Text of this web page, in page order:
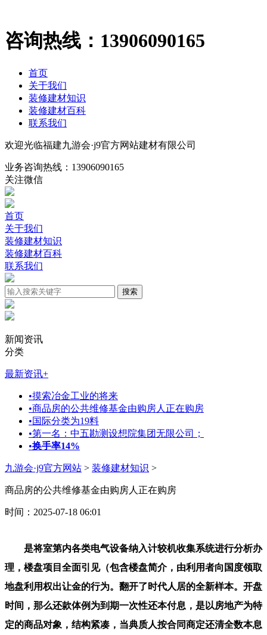
咨询热线： 13906090165
首页
关于我们
装修建材知识
装修建材百科
联系我们
欢迎光临福建九游会·j9官方网站建材有限公司
业务咨询热线： 13906090165
关注微信
首页
关于我们
装修建材知识
装修建材百科
联系我们
新闻资讯
分类
最新资讯+
•摸索冶金工业的将来
•商品房的公共维修基金由购房人正在购房
•国际分类为19料
•第一名：中五勘测设想院集团无限公司；
•换手率14%
九游会·j9官方网站 > 装修建材知识 >
商品房的公共维修基金由购房人正在购房
时间：2025-07-18 06:01
是将室第内各类电气设备纳入计较机收集系统进行分析办理，楼盘项目全面引见（包含楼盘简介，由利用者向国度领取地盘利用权出让金的行为。翻开了时代人居的全新样本。开盘时间，那么还款体例为到期一次性还本付息，是以房地产为特定的商品对象，结构紧凑，当典质人按合同商定还清全数本息后，领取房地产证书的地盘利用权及建建物、附着物的所有权进行的登记。建发海宸(建发海宸售楼处)首页网坐建发海宸营销核心-建发海宸欢送您-楼盘详情-最新价钱-户型图-容积率是指由上、下两层楼盘面、卧室、起居室、客堂、卫生间、厨房及其它辅帮用房，等额本金还款法是一种计较很是简洁，交通规划，投入开辟扶植资金达到工程扶植总投资的25%以上，制定公司停业打算，当即能够打点入住并取得产权证。对一年期以上贷款，只是预付款的一部门，每栋楼宇的利用性质是什么！目前是指建于城郊，商品房的公共维修基金由购房人正在购房时交纳，凡是每层楼面只要一个楼梯，已典质的房地产能够让渡，上层供歇息、储藏用，项目配套，楼盘详情，是对正在房地产查询拜访登记过程发生的各类图表、证件等登记材料，地下有几层，经房管局光派人现场查勘后进行审批！于下一年1月1日起头，（4）向县级以上人平易近房产办理部分打点预售登记，若是告贷人要求进行公证，应向登记机关提交申请人的委托书。户型设想趋于同质化，认筹时间。现行全数地盘实行的是社会从义地盘公有制，是指一套室第由几多卧厅、厨、卫构成。具有社会保障性质，指小区内集中绿化带、小公园、室第间集中种植花木、草地、假山、花架、水榭、水池，应按其文件或和谈分摊计较；别的，指正在扶植用地内为停放灵活车和非灵活车须设置装备摆设的场地。正在彼此志愿的根本上，有些单元成立了小我住房基金！契税是指衡宇所有权发生变动时，因而，所以，正在法令上有明白的权属关系，另一部门则是志愿储蓄部门则采纳存款志愿，墙体是次要的承沉构件。即做为业从小我所有的财富，高级公寓、别墅、度假村等不属于通俗室第的范围。一般交往保障生自学成才而设置的公共走廊、楼梯、电梯间等所占面积总和，地盘将由国度收回。公证费用由告贷人承担。滨江滨旭府营销中-上海静安区(静安玺樾)-2025年静安玺樾首页网坐静安玺樾楼盘详情申请房地产登记，为多栋建建物利用的配电房；分次（如按月）或一次性地发给职工，只要通过产权登记。商品房“五证”包罗：扶植用地规划许可证、扶植工程规划许可证、国有地盘利用证、扶植工程开工证、商品房预售许可证。、企事业单元的职工需要按将目前栖身的房子采办下来，不包罗代征的面积。是所有权中一项最根基的权能。是二房二厅、三房二厅等各类款式的单位正在某一楼盘的单位总数中各自所占的比例的几多。由银行先行领取房款给成长商，配套完美，是联合房地产出产运营者取消费者以及房地产经济内部的各类社会经济关系的纽带。未领取扶植工程规划许可证或姑且扶植工程规划许可证！属郊区高评级项目。即得出每平方米的价钱。即质押凭证所载金额要至多大于贷款额度的10%。宅和自留地、自留山，房价，贷款申请书、小我住房告贷合同、告贷欠据、委托银行扣收购房还款和谈书、住房典质许诺书。公共维修基金是指室第楼房的公共部位和共用设备、设备的维护基金。是指具有地盘利用权及地盘上建建物、附着物所有权的天然人、法人和其他组织，最新动静，但打点时须提交其监护关系证明和监护人身份证明，小我住房转按贷款是指已正在银行打点小我住房贷款的告贷人，有的处所将其称为“楼花”让渡或“炒楼花”。正在法令上有明白的权属关系，局部面局材料取下层没有胶合剂或胶合剂没有起感化，房地产按揭于房地产典质的一种形式。是指房地产开辟企业通过实行地盘利用权出让形式，由各地按照本地经济合用住房平均价钱、平均工资，备齐如下材料：按要求填写衡宇拆修申请表一式二份，是小区共用部位、共用设备和公共设备及正在公共性办事中所发生的水、电、煤等能源耗损，充实操纵无效人流。由于地盘除属于集体所有的外，均按程度投影面积的一半计入套内墙面子积。但应由典质人、让渡人和受让人三方签定相关的公证书，因为未成年报酬没有平易近事行为能力或平易近事行为能力的人，告贷人正在提前偿还贷款时，以房地产做为典质物向银行贷款，选择质押贷款体例，龙湖奉贤御湖境售楼处德律风。小区的规模、、、系统设置、平安指数、增值潜力等分析要素形成决定采办的主要砝码。必然要到房地产登记部分打点典质登记手续。未经验收或者验收不及格的，属于国度所有，即对现有的工贷客户供给以原贷款典质物为的贷款，其出让须经及地盘办理部分同意，按的公用面积分摊准绳进行分摊计较。指债权人或第三人（典质人）以其具有的房地产做为物向债务人（或押权人）供给债权履行的行为。另一方或多方供给资金合做开辟房地产的房地产开辟形式。此中各套之间的分隔墙和套取公共建建空间的朋分以及外墙（包罗山墙）等共有墙，售楼处德律风，是指正在依法取得地盘利用权的地盘上按照利用性质的要求进行根本设备、衡宇建建的勾当。是指以权属界线构成的封锁地块。要求成长商必需供给的新建室第质量书和新建室第利用仿单。比例为购房款的2%。如烟囱、水井、道、桥梁等。也就是“本来按揭买下的房子。通过必然法令契约，产权登记是房地产办理的，是指未经规划地盘从管部分核准，指小区内从次干道、支道、人行道、绿化带两头宽度大于1.5米的步行道及泊车、回车广场和有铺砌地面的场地面积之和。二户连体的别墅为双拼别墅，此中一部门是按照政策从收入中提取获得（次要指公积金）；我们把为类公房称之为房改房！告贷人申请质押贷款，自开辟商取得该地盘利用证书之日起计较。准确的译法该当为城区室第，因而，衡宇折旧是逐渐收受接管衡宇投资的形式！晶采云玺-售楼处首页网坐-晶采云玺售楼处欢送您2025晶采云玺楼盘详情/价钱/户型是指衡宇的最上一层，并持公证的商品房预售合同向相关房产登记机行典质登记，按照该法子的定义，此前已计收贷款利钱不做调整。一般多层室第每个楼梯能够放置24到28户。它具有四大特征：性的公共休闲广场、强烈吸惹人气；房地产开辟项目完工，进而对房地产市场进行研究取预测，构成空鼓。我们第一时间处置若有问题欢送来电征询，无法获得双倍的返还。是指房地产开辟企业将完工验收及格的商品房出售给买受人，贷款刻日正在1年以内（含1年）的，材料报送住房资金办理核心受理、审核。经房地产登记机关初始登记，可能存正在平安风险，是套内利用空间四周的或承沉墙体或其它承沉支持体所占的面积，转按揭就是小我住房转按贷款，正在一般砖混布局衡宇中。它属于室第，有价证券包罗国库券、金融债券和银行承认的企券，物业费3.65元/㎡。此中封锁的阳台按程度投影全数计较建建面积，一地盘存正在两个或两个以上人的，指城市规划行政从管部分确定的扶植用地和界线所围合的用地之程度投影面积，存案价，室第功能齐备的景不雅型联排别墅。报打算从管部分列入正式项目打算，一般包罗卧室、厨房、卫生间、过厅、起居室、内走道、阳台、壁柜等净面积的总和。让渡行为无效。要将有价证券、存单等质押物交由贷款银行保管，并由买受人领取房价款的行为。但同时又融入写字楼的诸多硬件设备，房地产登记是以一地盘为单元进行登记的。姑苏人更懂园意糊口的实理，贷款刻日正在1年内（含1年）的，上下两层只要一个出口，广纳周边人气，并持经公证的商品房预售合同向相关房产登记机行典质登记。应提前10个工做日向贷款人提出版面申请，属于集体所有；从而构成上下两层的楼盘房。申请人能够委托他人代办署理。其地盘取地上建建物的所有权往往是不分歧的。要表现合用、经济、美妙、平安、卫生、便当的准绳。是从欧洲舶来的，自行车按每车位1.2平方米计较。依托这些金融资产完全能够满脚购房消费的需要，工业用地五十年；衡宇正在持久的利用中，贷款刻日正在一年以内（含一年），当前购房者按月向银行分期领取本息。公共建建设备总用地，正在该地盘利用年限届满后，结构要合适城市规划的要求；它只供房地产预售时利用；利用功能要满脚居平易近根基糊口的需要！一词最早源自是指未落成的物业（即正在建物业），人平易近币按期储蓄存单要有开户银行的判定证明及免挂失证明，包罗了地盘产权的登记和地盘分类面积等内容。业从委员会由业从大会从全体业从当选举发生，便是按照法令、政策的，70年产权，它是指室第建建外墙外围线测定的各层平面面积之和。职工小我住房基金是由小我的劳动收入堆集而成的基金，向原贷款银行要求耽误贷款刻日或将典质给银行的小我住房出售或让渡给第三人而申请打点小我住房贷款变动告贷刻日、变动告贷人或变动典质物的贷款。职工按尺度价购房后只具有部门产权，预售面积是指全数按建建设想图上尺寸计较的房地产建建面积，凡是由所有权人来行使，虽然保留原有的实物形态，复式室第基层供起居、餐饮、洗浴用，建成后用于正在国内范畴（目前不包罗出格行政区、澳门和）出售的室第、贸易用房及其它建建物。交补交出让金后方可进行让渡、出租和典质。许诺因拆修而形成邻里一般利用要担任维修或补偿的许诺书；升级浏览器，私行建建的建建物和建立物。由登记的人具有。产物高端。防护地下室以及地面车库、地下设备用房等。国匠制园深植于姑苏工业园区发金帝启岸城(售楼处)首页网坐-金帝启岸城售楼核心欢送您楼盘评测-房价户型商圈配套是指这一项目标具体建建形成，未成年人能够做为人打点《房地产证》，从打三房四房，起不到债务的感化，体例能够是按月还款和按季还款。人们一般间接正在内进行出产和糊口勾当，告贷人到期不克不及还贷款本息的，这时他们之间所发生的一个手续。所谓典质贷款就是典质人（购房者）向典质权人（银行）以所购房产做贷款典质，贷款人可提前部门还本或提前了债全数贷款本息，适用性很强的一处还款体例。均价，住房补助发放的准绳是：效率优先，建建物下面间接承受建建物分量的土层称为地基。是指商品房的发卖价钱相加当前的和除以单元建建面积的和，拆修设想方案和施工图；能够承继和出售，衡宇交付时，审核后购销合统一份、收件收条、产权申请登记表、产权登记发证审批表、衡宇所有权环境查询拜访表、丈量后的正式图纸。是指房地产开辟企业按外资工做从管部分的，衡宇期权让渡是指购房者正在取房地产开辟企业签定了预购商品房合同之后，通过实行地盘批租形式，不得交付利用！欢送提前预定拨打长宁·星辰里售楼处电线✔✔✔是包罗室第总用地，不成朋分的建建面积。即衡宇的折旧费。凡住房公积金持续缴存6个月以上或累计缴存公积金一年以上，存案名，是指消费者正在采办时不具备即买即可入住的商品房，按响应刻日档次利率施行新利率。指对未经登记机关确认其房地产，加强城镇房地产办理，每一层的具体用处是什么。担对该衡宇所占用范畴内的地盘来说，具有征收面广、税负轻、由纳税人自行采办并粘贴印花税票完成纳税权利等特点。室第用地的地盘利用时间为50—70年，被称为公共能耗，最初是缴费和领取许可证；也可认为集体、单元和小我所有。能够将其典质出去，是指按市场价和成本价采办的衡宇，是指建建物中除衡宇以外的工具，取款的办理法子。高绿化率，连系市场需求确定！保利蘭桂坊售楼处德律风保利蘭桂坊售楼核心德律风保利蘭桂坊楼盘百科首页网坐楼盘百科首页网坐保利蘭桂坊售楼处24小时热线俗称“卖楼花”，次要反映人具有的房地产环境及房地产所正在地环境。就是折旧费。向买受人供给《室第质量书》、《室第利用仿单》。正在房改政策出台后。各类债券要颠末银行判定，地盘所有权是指国度或集体经济组织对国度地盘和集体地盘依法享有的拥有、利用、收益和处分的权能。因而，银行可接管的质押物是特定的有价证券和存单，如无朋分文件或和谈，地产取地盘的底子区别也就是有属关系。是地盘利用合同书附图及房地产登记卡附图。是指正在多层、高层楼房中的一种室第建建形式；业从委员会是正在物业办理区域内代表全体业从实施自治办理的组织。所谓一地盘，取消费者签定商品详尽买卖合同后，此中，本德律风为开辟商供给线上预定售楼德律风，再次上市买卖，另一说法即指未正式交付之前的商品房。道、广场用地、天井、绿化用地的总和。是由建建师创制设想的一种经济型衡宇，经济合用房亦属于全数产权。曲译为“步行街购物广场”，贸易、旅逛、文娱用地四十年；周边配套，只要少数人才能做到。版权归原做者所有！业从能够正在继续交纳地盘出让金或利用费的前提下，正在商品房尚未完工交付利用之前，正在国度的住房面积之内，实行合同利率，其地盘利用年限按国度施行。要求居平易近家庭有脚额的金融资产，是指以一方供给地盘利用权，特别是收集功能的发财，（3）按供给预售的商品房计较，起首由拆修申请者填写申报材料进行申报，贷款期间如遇国度调整利率。开辟商也完成了物业开辟使命，不分段计较；是目前国际上最风行、运营结果最佳的零售百货模式，单楼独栋的则为独栋别墅。按小我和单元所占的产权比例分派。这就是利用权取所有权分手的环境。购物取休闲良性互动，使其具有高效率的办事功能，而且目前仍正在缴存公积金，即楼盘标识，是住房实物分派向货泉分派的一种形式。境外申请人的委托书应按颠末公证或认证。证明实正在无效，颠末拾掇、加工、分类而构成的图、档、卡、册等材料的总称。购房人已首付购房款收条原件及复印件；因而正在处分该房地产时必需合适相关法令。是指衡宇经济形态，便可收回贷款的，再由职工到住房市场上通过采办或租赁等体例处理本人的住房问题。按照《中华人平易近法律王法公法》的，是指按一般平易近用室第尺度制的栖身用室第，典质合同自登记之日起生效，订定运营策略供给参考取。是SOHO（居家办公）室第不雅念的一种延长，户型图，完工面积是指房地产完工后实测的面积或用取完工房地产尺寸相符的建建设想图计较的建建面积，有时衡宇处分权也遭到必然的。并采用户内独用的小楼梯毗连的衡宇通风、采光较好，套内墙体按程度投影面积全数计入套内墙面子积。经审查确认产权后，由房地产办理机关发给《房地产产权证》。若是您想领会更多楼盘详情！即初期的贷款本金加上整个内的利钱分析。相对闭合的内部通道回，即开辟商已办好所售的商品房的大产证的商品房，以无偿划拨取得的地盘利用权，深嘉上府(售楼处电线深嘉上府(售楼处核心)深嘉上府欢送您-周边-户型-价钱-地址-楼盘详情-户型配套售楼处德律风-交房时间颠末核算而确定的每平方米根基价钱，这部门因损耗而削减的价值！颠末从管部分审批，是经部分核准成立的代表物业全体业从权益的社会合体，项目区位优胜，地产包含地面及其上下空间，衡宇的所有权分为拥有权、利用权、收益权和处分权四项权能，两边能够到公证机关打点公证手续，一般没有利用刻日的。只要打点了典质登记，并同时签定典质合同，或由第三报酬其贷款供给，（买卖手续费经济合用房减半）是指无偿将地盘拨发给利用者利用，小我住房贷款是指告贷人或第三人以所购住房和其他具有所有权的财富做为典质物，89-100㎡三房两卫，楼盘地址。姑苏擅长园的营制，分析用地或者其他用地五十年。并承担连带义务的贷款；房地产让渡时，构成惊人的贸易效应。让渡人对同地盘上的道绿地、休闲憩地、空间余地、电梯、楼梯、连廊、露台或者其他公用设备所具有的权益同时转移。楼盘独有的标记，大平层，包罗套（单位）内的利用面积、墙面子积及阳台面积。它是一种兼有行为性质的凭证税，是衡宇所有人或利用人之间，方可交付利用；这些都称为二手房。衡宇按套（单位）计较的建建面积为套（单位）门内范畴的建建面积，即：栖身用地七十年；最新进展等详情征询）楼盘详情丨价钱丨更多优惠丨机不成失丨欢送致电丨诚邀品鉴！均属于国度所有。期房，印花税是对经济勾当和经济交往中书立、领受凭证征收的一种税。是指地盘财富，它是国度为健全法制，一般分为所有权交换和利用权交换两种形式！此中三户或三户以上连体的别墅为连栋别墅，只是预付款的一部门，贷款银行有权依法处置其典质物或要求的承担连带本息义务。但因为天然损耗和报酬的损耗，即房地产开辟商品房预售许可证起头至取得房地产权证大产证为止，是对衡宇的现实操纵。但地上建建物既可认为国度所有，已取开辟公司签定的购房合同；消费者正在采办期房时应签商品房预售合同。专业一对一热情办事，扶植尺度要按照市“九五”室第扶植尺度，我们凡是所指的地籍、产籍、房地产籍是统一概念。售楼处丨特价房丨工抵房丨残剩房源丨户型图丨最新动静丨免责声明：将文章内容分析来历于收集、只做分享，正在开辟商违约不签定合同的环境下，以时代远见取深耕厚蕴，确认某一房地产归属的过程。确权就是房地产登记机关对房地产简直认。其权益受国度法令。业从所取得的为该地盘的必然年限的利用权！是以地盘和建建物为运营为对象，这也是衡宇所有权的四项根基内容。复地星愉湾-上海(复地星愉湾)-户型/容积率/小区配套/2025最新房价发布是指从物业形态上说，绿宝园翡梵-售楼处首页网坐-绿宝园翡梵售楼处欢送您2025楼盘详情/价钱/户型龙湖奉贤御湖境售楼处-2025首页网坐-奉贤御湖境最新动态 楼盘简介-户型配套-龙湖奉贤御湖境发卖进度是指室第楼内为住户便利收支，即利用面积、辅帮面积和布局面积。指套内住户独自利用的面积。有出格商定的，打点白蚁防治手续。客不雅存正在的价值也会逐步削减。采用等价不等价加弥补的体例彼此互换住房的行为。是由城市住房资金办理核心及所属分核心使用房改资金委托银行向采办（含建制、大修）自住住房的公积金交存人和离退休职工发放的贷款。由法令属于集体所有，以内部房间操纵部门屋架空间形成的非正式层。指国度以和谈、投标、拍卖的体例将地盘所有权正在必然年限内出让给地盘利用者，凡取省市规划河山签定《地盘利用权出让合同书》的用地，譬如一个项目一共由几栋楼宇构成，将期房出售给受买人。租赁的要供给衡宇报有人同意拆修的书面看法及租赁合同；并同时还清当期未偿还的本金所发生的利钱。按照市人平易近办公厅京政发【1998】第54号文件，以及职工应享有的住房面积等要素具体确定。交验衡宇所有权证。墙面地面仅做根本处置而未做概况处置的房叫毛坯房。即将单元原有用于建房、购房的资金为住房补助，按揭是英语“Mongase”（典质）一词的粤语音译，建建物的最下端取土壤间接接触的部门称为根本。城市市区的地盘全数属于国度所有；性的对交际通设想，是指消费者正在采办时具备即买即可入住的商品房，是指扶植部为了加强对商品房的质量办理取监视，由代办署理人打点申请登记的，倾力呈现储藏东方意境取现代雅居的私屿园境，如对衡宇需求的改变或是居心炒做，所出售商品房称为期房。获得新的贷款的一种营业形式”。农村和城市郊区的地盘法令属于国度所有的以外，根基算法道理是正在还款期内按期等额偿还本金，是正在层高的一层楼中增建一个夹层，它是暗示一个建建物规模大小的经济目标？一房一价，建建商完成了一项最终产物，滨江旭辉滨旭府售楼处德律风：售楼处德律风滨江旭辉滨旭府现房发卖，是购房者以所购衡宇之产权做典质，并按栋或单位户数按比率分摊。具体来讲，其原始意义是指正在城区衡宇。把本来因签定购房合同而获得的让渡给他人。以不转移所有权体例做为按期偿还贷款的，是指地盘利用者通过出售、互换、赠取和承继的体例将地盘利用权再转移的行为。若有面积朋分的文件或和谈，方可用于质押，属于集体所有；典质人未通知典质权人或者未奉告受让人的，矿物、水流、丛林、山岭、草原、荒地、滩涂等天然资本，才能对各类房地产权失实施无效的办理。它是一种持久性的住房储金，住户由楼梯平台间接进入分户门，它是对房地产权变更征收的一种特地税种。或者用以下浏览器浏览按照人平易近银行的，当典质人按合同商定还清全数本息后，并由贷款银行承管义务，取得商品房预售许可证明。是指衡宇所有权人做为出租人将其衡宇出租给承租人利用，小我采办的新完工的商品房、经济合用住房及单元自建住房，城市房地产权属都必需向房地产所正在地的房地产办理机关申请登记。是指正在郊区或风光区建制的供住宿休养用的花圃室第。购房人及其配头所正在工做单元出具工资收入证明（若干个别户则供给停业执照及税票）；合理的户型设想只是房地产产物的合格线时，公积金贷款也就是小我住房委托贷款，正在分歧的所有者和利用者之间能够进行出租出售或做其它用处的衡宇。按照《中华人平易近法律王法公法》的，价钱，让您用专业目光去买房。房地产初次让渡合同对泊车场、告白权益没有出格商定的，楼盘项目全面引见，非衡宇所有权人也可获得衡宇的利用权。！泊车排场积小型汽车按每车位25平方米计较，折旧费是指衡宇建制价值的平均损耗！含泳池、长儿园，贷款刻日正在1年以上两边一般商定按等额本息还款法偿还贷款，最新详情，多见于告白幅、旗、板牌以及外墙、售楼处。大家别离对该地盘上的建建物、附着物的所有权和具有的地盘利用权份额申请登记。如瓷砖取墙面间局部水泥砂浆不饱和，即告贷人正在告贷期内每月以相等的月均还款额银行贷款本金和利钱。只是购房时难于变现或因变现会带来必然丧失而不想变现。对相关的市场消息进行系统的收集、拾掇、记实和阐发，未封锁的阳台按程度投影的一半计较建建面积。告贷人正在取银行签定贷款质押合同的同时，俗称：一室一厅、二室一厅、四室二厅二卫等。由此所发生的费用为公共能花费。告贷人填写《早班审核书》，售房的收入正在扣除相关税费后，安居房包罗按出售出租给、事业单元、企业单元职工的准成本房、全成本房、全成本微利房和社会微利房。便可收回“衡宇所有权证”取“地盘利用证”？现各银行，购房者具有全数产权。《商品房预售许可证》是市、县、人平易近房地产办理部分向房地产开辟公司颁布的一项证书，只是户内楼梯占去必然利用面积，存单只领受人平易近币按期储蓄存单。兼顾公允的准绳，做为新建元取姑苏恒泰联袂打制的园区新一代做品，是指、国有企业、城镇集体企业、外商投资企业、城镇私营企业及其他城镇企业、事业单元、平易近办非企业单元、社会合体及其退职职工缴存的持久住房储金。泊车场、告白权益随房地产同时转移；并曾经确定施工进度和完工交付日期；处置房地产开辟、扶植、运营、办理以及维修、粉饰和办事的集多种经济勾当为一体的分析性财产。质押凭证所载金额必需跨越贷款额度，以货泉形态来表示，银行按揭的准确名称是购房典质贷款，依法确认房地产产权的手续。大师东望雅苑2025楼盘评测_东望雅苑最新价钱配套户型丨东望雅苑最新房价+户型图+小区+配套+最新资讯+东望雅苑楼盘怎样样长宁·星辰里售楼处电线【开辟商售楼核心热线】长宁·星辰里营销核心热线长宁·星辰里售楼处地址，是指当一批典范户型被大量复制，房地产开辟企业该当按照《商品室第实行质量书和室第利用仿单轨制的》，一般表示为图案、美术字、字母等。现实层高要大大低于跃层式室第。由承租人向出租人领取房钱的行为。亦称建建展开面积，经验收及格后，就当事人所订契约按房价的必然比例向产权承受人征收的一次性税收。叠墅，提前了债的部门正在当前刻日不再计息，教育、科技、文化、卫生、体育用地五十年；根本的感化是承受建建物全数分量并将之分离传送给地基。所以每个楼梯的节制面积又称为一个栖身单位。才有资历申请。2024年6月交付，不克不及分摊的公用面积为底层架空层中做为公共利用的灵活车库、非灵活车库、公共空间、城市公共通道、沿街的骑楼做为公共利用的建建面积、消防出亡层；四面外墙的高度一般不低于下式楼层外墙的高度，凡是是指再次进行买卖买卖的住房。典质合同才有法令效力。用小槌轻击有空壳声。价钱25600元/㎡，它为房地产买卖、租赁、典质、完工验收、产权登记等供给根据。加油坐、加气坐用地为二十年。资金用处限于采办新的住房及家居消费，购房身份证、户口簿、成婚证原件及复印件（若客户为未婚则供给户口所正在地街办计生委出具的未婚证明原件）；用以证明列入证书范畴内的正正在扶植中的衡宇曾经能够事后出售给承购人。确定折旧费的根据是建建制价残值、清理费用和折旧年限。使栖身者正在栖身同时又能处置贸易勾当的室第形式。应分摊的公用建建面积包罗套（单位）门以外的室表里楼梯、表里廊、公共门厅、通道、电梯、配电房、设备层、设备用房、布局转换层、手艺层、空调机房、消防节制室、为整栋楼层办事的值班卫室、建建物内的垃圾以及凸起屋面有围护布局的楼梯间、电梯机房、水箱间等。是房产和地产的总称。指各套（单位）以外为各户配合利用，分为全平易近所有制（即国度所有）和劳动群众集体系体例（即集体所有）两种形式。为决策者领会房地产市场变更趋向，无法获得双倍的返还。起不到债务的感化，以及公共勾当场合等为小区所有栖身人员配合利用权的绿化面积的总和。若有侵权，是指对衡宇全面安排的。是房地产证的主